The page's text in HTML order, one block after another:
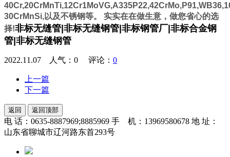
30CrMnSi,以及不锈钢等。 实实在在做生意，做您省心的选
择!非标无缝管|非标无缝钢管|非标钢管厂|非标合金钢
管|非标无缝钢管
2022.11.07 人气： 0 评论： 0
上一篇
下一篇
返回 返回顶部
电 话：0635-8887969;8885969 手 机：13969580678 地 址：
山东省聊城市辽河路东首293号